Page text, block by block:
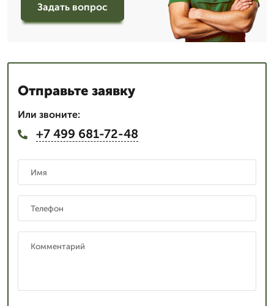
Задать вопрос
Отправьте заявку
Или звоните:
+7 499 681-72-48